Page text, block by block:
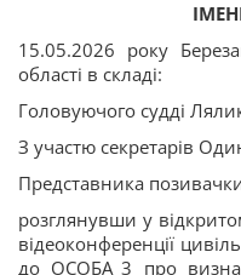
15.05.2026 року
області в складі:
Головуючого судді
З участю секретарів
Представника
розглянувши у
відеоконференції
до ОСОБА_3 про